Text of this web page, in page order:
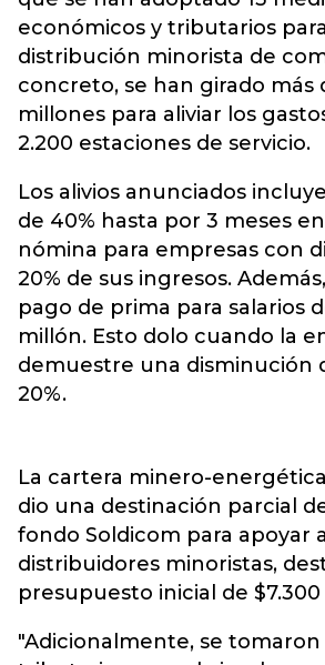
económicos y tributarios
distribución minorista de
concreto, se han girado más
millones para aliviar los
2.200 estaciones de servicio.
Los alivios anunciados
de 40% hasta por 3 meses
nómina para empresas con
20% de sus ingresos.
pago de prima para salarios
millón. Esto dolo cuando la
demuestre una disminución
20%.
La cartera minero-
dio una destinación parcial
fondo Soldicom para apoyar
distribuidores minoristas,
presupuesto inicial de
"Adicionalmente, se tomaron